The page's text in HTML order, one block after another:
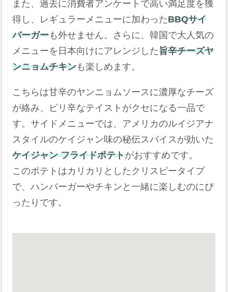
また、過去に消費者アンケートで高い満足度を獲
得し、レギュラーメニューに加わったBBQサイ
バーガーも外せません。さらに、韓国で大人気の
メニューを日本向けにアレンジした旨辛チーズヤ
ンニョムチキンも楽しめます。
こちらは甘辛のヤンニョムソースに濃厚なチーズ
が絡み、ピリ辛なテイストがクセになる一品で
す。サイドメニューでは、アメリカのルイジアナ
スタイルのケイジャン味の秘伝スパイスが効いた
ケイジャン フライドポテトがおすすめです。
このポテトはカリカリとしたクリスピータイプ
で、ハンバーガーやチキンと一緒に楽しむのにぴ
ったりです。